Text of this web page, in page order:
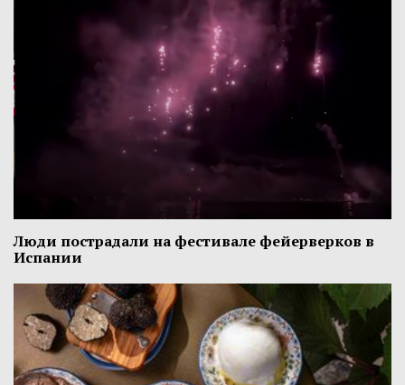
Люди пострадали на фестивале фейерверков в
Испании